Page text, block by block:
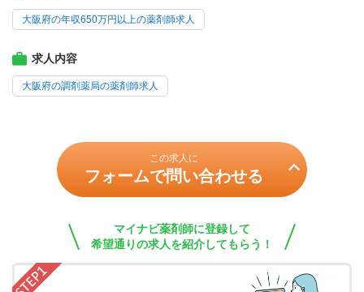
大阪府の年収650万円以上の薬剤師求人
求人内容
大阪府の調剤薬局の薬剤師求人
この求人に
フォームで問い合わせる
マイナビ薬剤師に登録して
希望通りの求人を紹介してもらう！